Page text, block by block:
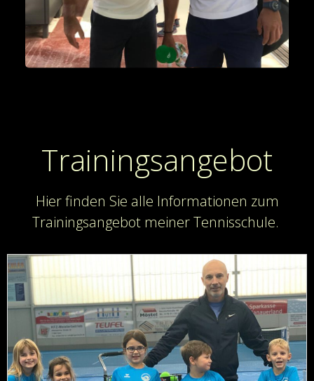
Trainingsangebot
Hier finden Sie alle Informationen zum
Trainingsangebot meiner Tennisschule.